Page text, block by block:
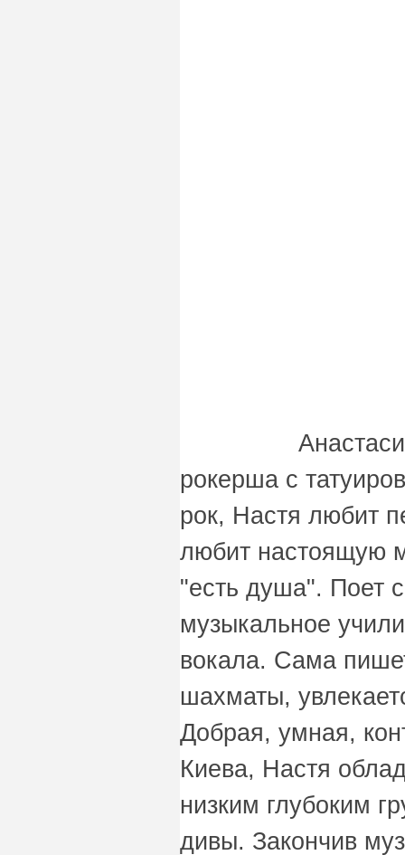
рокерша с
рок, Настя любит
любит настоящую
"есть душа". Поет
музыкальное
вокала. Сама
шахматы,
Добрая, умная,
Киева, Настя
низким глубоким
дивы. Закончив